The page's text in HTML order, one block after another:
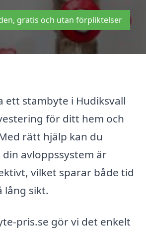
gratis och utan förpliktelser
ett stambyte i Hudiksvall
för ditt hem och
rätt hjälp kan du
avloppssystem är
vilket sparar både tid
lång sikt.
pris.se gör vi det enkelt